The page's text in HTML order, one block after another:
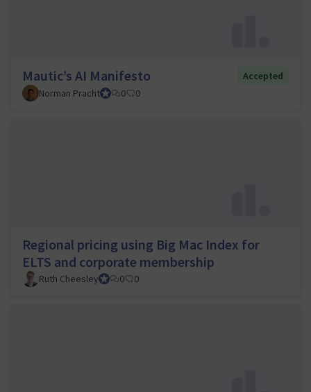
Mautic’s AI Manifesto
Accepted
Norman PrachtCouncil member
0 0
Regional pricing using Big Mac Index for
ELTS and corporate membership
Ruth CheesleyMautic Project Lead
0 0